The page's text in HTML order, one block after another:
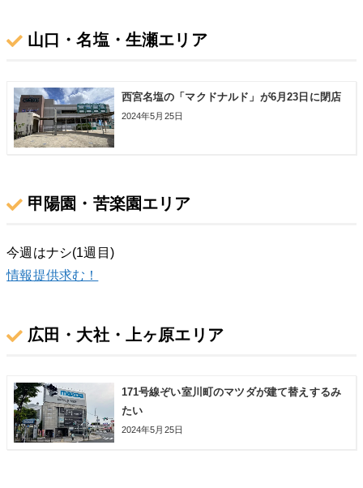
山口・名塩・生瀬エリア
西宮名塩の「マクドナルド」が6月23日に閉店
2024年5月25日
甲陽園・苦楽園エリア
今週はナシ(1週目)
情報提供求む！
広田・大社・上ヶ原エリア
171号線ぞい室川町のマツダが建て替えするみ
たい
2024年5月25日